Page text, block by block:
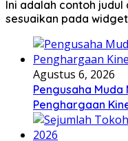
Ini adalah contoh
sesuaikan pada widget
Agustus 6, 2026
Pengusaha
Penghargaan